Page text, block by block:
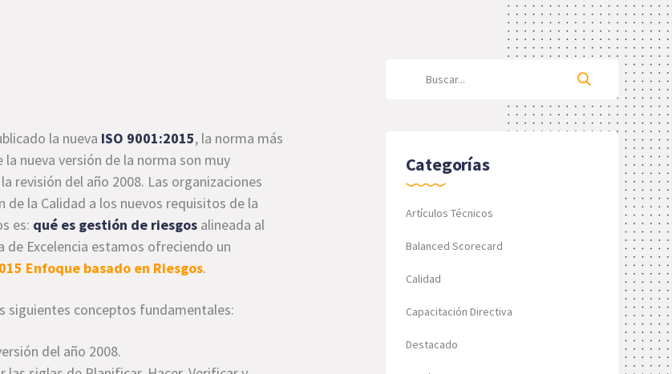
la nueva ISO 9001:2015, la norma más
nueva versión de la norma son muy
revisión del año 2008. Las organizaciones
la Calidad a los nuevos requisitos de la
es: qué es gestión de riesgos alineada al
de Excelencia estamos ofreciendo un
Enfoque basado en Riesgos.
siguientes conceptos fundamentales:
del año 2008.
Categorías
Artículos Técnicos
Balanced Scorecard
Calidad
Capacitación Directiva
Destacado